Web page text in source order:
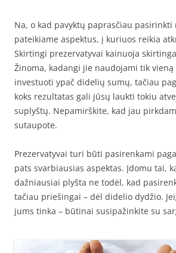
Na, o kad pavyktų paprasčiau pasirinkti
pateikiame aspektus, į kuriuos reikia
Skirtingi prezervatyvai kainuoja
Žinoma, kadangi jie naudojami tik
investuoti ypač didelių sumų, tačiau
koks rezultatas gali jūsų laukti tokiu
suplyštų. Nepamirškite, kad jau
sutaupote.
Prezervatyvai turi būti pasirenkami
pats svarbiausias aspektas. Įdomu tai,
dažniausiai plyšta ne todėl, kad
tačiau priešingai – dėl didelio dydžio.
jums tinka – būtinai susipažinkite su